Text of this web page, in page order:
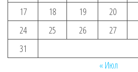
17
18 19 20
24
25 26 27
31
« Июл